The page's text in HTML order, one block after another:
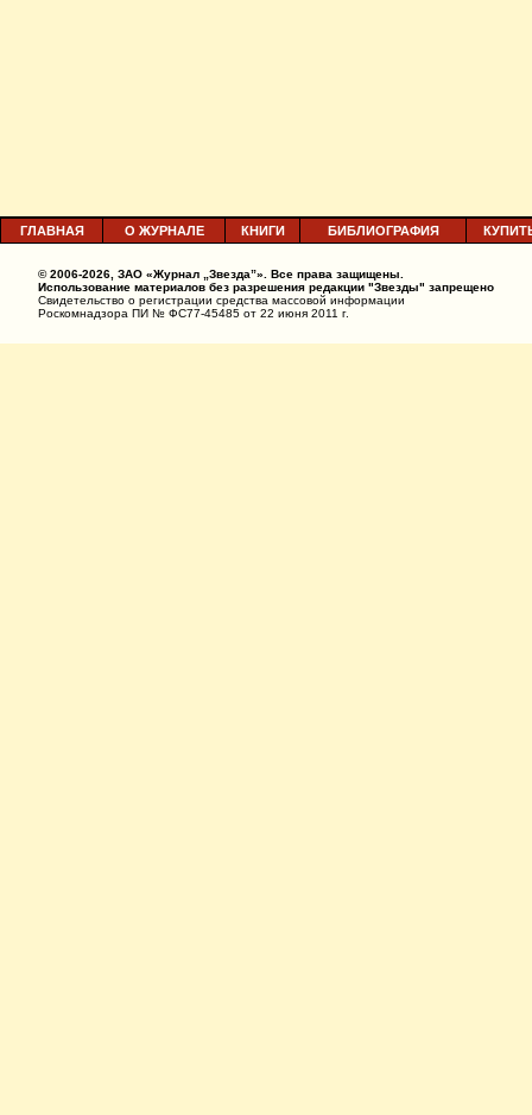
ГЛАВНАЯ О ЖУРНАЛЕ КНИГИ БИБЛИОГРАФИЯ
© 2006-2026, ЗАО «Журнал „Звезда”». Все права защищены.
Использование материалов без разрешения редакции "Звезды" запрещено
Свидетельство о регистрации средства массовой информации
Роскомнадзора ПИ № ФС77-45485 от 22 июня 2011 г.